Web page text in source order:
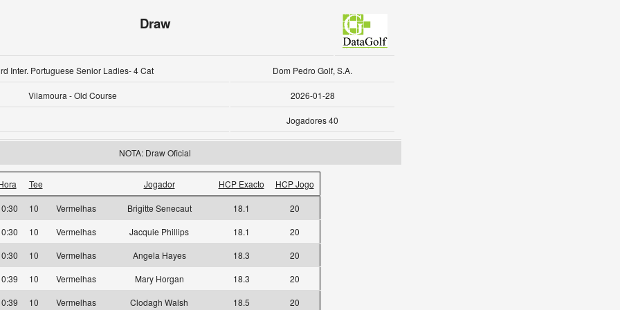
Draw
Inter. Portuguese Senior Ladies- 4 Cat Dom Pedro Golf, S.A.
Vilamoura - Old Course 2026-01-28
Jogadores 40
NOTA: Draw Oficial
Tee Jogador HCP Exacto HCP Jogo
10 Vermelhas Brigitte Senecaut 18.1
20
10 Vermelhas Jacquie Phillips 18.1
20
10 Vermelhas Angela Hayes 18.3
20
10 Vermelhas Mary Horgan 18.3
20
10 Vermelhas Clodagh Walsh 18.5 20